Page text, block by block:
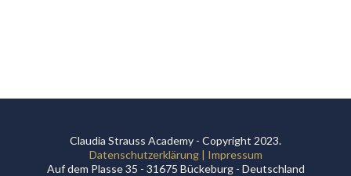
Claudia Strauss Academy - Copyright 2023.
Datenschutzerklärung | Impressum
Auf dem Plasse 35 - 31675 Bückeburg - Deutschland